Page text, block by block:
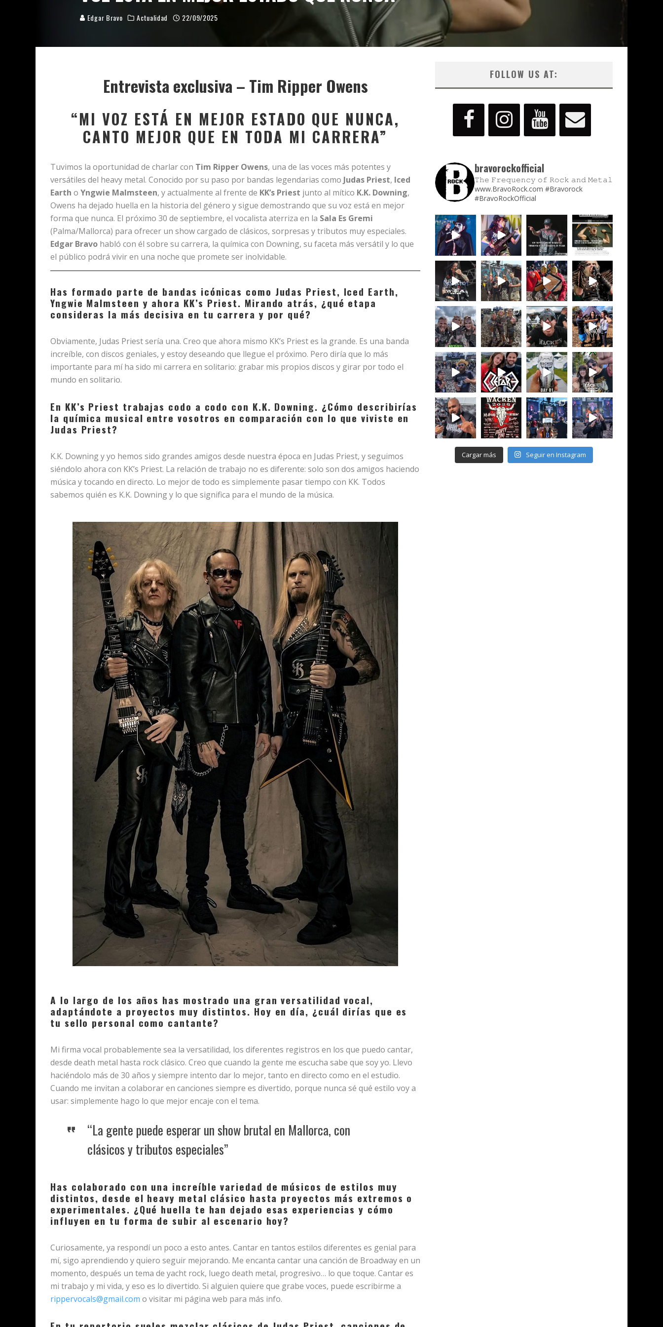
Edgar Bravo Actualidad 22/09/2025
Entrevista exclusiva – Tim Ripper Owens
“MI VOZ ESTÁ EN MEJOR ESTADO QUE NUNCA,
CANTO MEJOR QUE EN TODA MI CARRERA”
Tuvimos la oportunidad de charlar con Tim Ripper Owens, una de las voces más potentes y
versátiles del heavy metal. Conocido por su paso por bandas legendarias como Judas Priest, Iced
Earth o Yngwie Malmsteen, y actualmente al frente de KK’s Priest junto al mítico K.K. Downing,
Owens ha dejado huella en la historia del género y sigue demostrando que su voz está en mejor
forma que nunca. El próximo 30 de septiembre, el vocalista aterriza en la Sala Es Gremi
(Palma/Mallorca) para ofrecer un show cargado de clásicos, sorpresas y tributos muy especiales.
Edgar Bravo habló con él sobre su carrera, la química con Downing, su faceta más versátil y lo que
el público podrá vivir en una noche que promete ser inolvidable.
Has formado parte de bandas icónicas como Judas Priest, Iced Earth,
Yngwie Malmsteen y ahora KK’s Priest. Mirando atrás, ¿qué etapa
consideras la más decisiva en tu carrera y por qué?
Obviamente, Judas Priest sería una. Creo que ahora mismo KK’s Priest es la grande. Es una banda
increíble, con discos geniales, y estoy deseando que llegue el próximo. Pero diría que lo más
importante para mí ha sido mi carrera en solitario: grabar mis propios discos y girar por todo el
mundo en solitario.
En KK’s Priest trabajas codo a codo con K.K. Downing. ¿Cómo describirías
la química musical entre vosotros en comparación con lo que viviste en
Judas Priest?
K.K. Downing y yo hemos sido grandes amigos desde nuestra época en Judas Priest, y seguimos
siéndolo ahora con KK’s Priest. La relación de trabajo no es diferente: solo son dos amigos haciendo
música y tocando en directo. Lo mejor de todo es simplemente pasar tiempo con KK. Todos
sabemos quién es K.K. Downing y lo que significa para el mundo de la música.
A lo largo de los años has mostrado una gran versatilidad vocal,
adaptándote a proyectos muy distintos. Hoy en día, ¿cuál dirías que es
tu sello personal como cantante?
Mi firma vocal probablemente sea la versatilidad, los diferentes registros en los que puedo cantar,
desde death metal hasta rock clásico. Creo que cuando la gente me escucha sabe que soy yo. Llevo
haciéndolo más de 30 años y siempre intento dar lo mejor, tanto en directo como en el estudio.
Cuando me invitan a colaborar en canciones siempre es divertido, porque nunca sé qué estilo voy a
usar: simplemente hago lo que mejor encaje con el tema.
“La gente puede esperar un show brutal en Mallorca, con
clásicos y tributos especiales”
Has colaborado con una increíble variedad de músicos de estilos muy
distintos, desde el heavy metal clásico hasta proyectos más extremos o
experimentales. ¿Qué huella te han dejado esas experiencias y cómo
influyen en tu forma de subir al escenario hoy?
Curiosamente, ya respondí un poco a esto antes. Cantar en tantos estilos diferentes es genial para
mí, sigo aprendiendo y quiero seguir mejorando. Me encanta cantar una canción de Broadway en un
momento, después un tema de yacht rock, luego death metal, progresivo… lo que toque. Cantar es
mi trabajo y mi vida, y eso es lo divertido. Si alguien quiere que grabe voces, puede escribirme a
rippervocals@gmail.com o visitar mi página web para más info.
FOLLOW US AT:
bravorockofficial
𝚃𝚑𝚎 𝙵𝚛𝚎𝚚𝚞𝚎𝚗𝚌𝚢 𝚘𝚏 𝚁𝚘𝚌𝚔 𝚊𝚗𝚍 𝙼𝚎𝚝𝚊𝚕
www.BravoRock.com #Bravorock
#BravoRockOfficial
Cargar más Seguir en Instagram